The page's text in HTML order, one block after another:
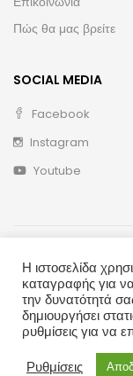
Πώς θα μας βρείτε
SOCIAL MEDIA
Facebook
Instagram
Youtube
Copyright © 2020
Η ιστοσελίδα
καταγραφής για
την δυνατότητά
δημιουργήσει
ρυθμίσεις για να
Ρυθμίσεις